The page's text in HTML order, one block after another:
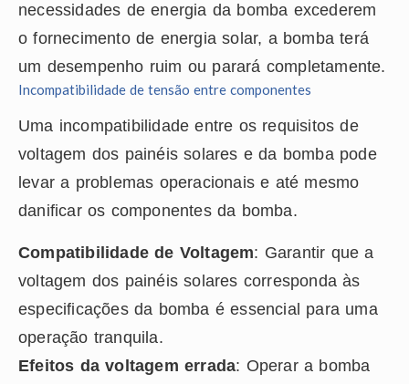
necessidades de energia da bomba excederem
o fornecimento de energia solar, a bomba terá
um desempenho ruim ou parará completamente.
Incompatibilidade de tensão entre componentes
Uma incompatibilidade entre os requisitos de
voltagem dos painéis solares e da bomba pode
levar a problemas operacionais e até mesmo
danificar os componentes da bomba.
Compatibilidade de Voltagem: Garantir que a
voltagem dos painéis solares corresponda às
especificações da bomba é essencial para uma
operação tranquila.
Efeitos da voltagem errada: Operar a bomba